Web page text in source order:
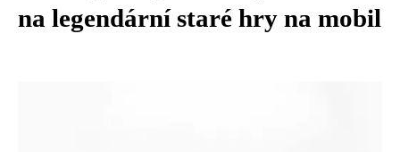
na legendární staré hry na mobil